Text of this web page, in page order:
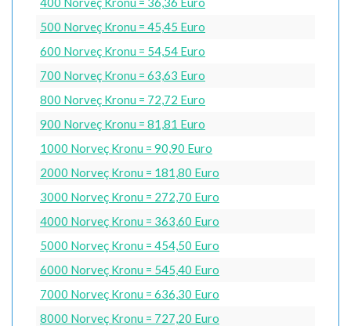
500 Norveç Kronu = 45,45 Euro
600 Norveç Kronu = 54,54 Euro
700 Norveç Kronu = 63,63 Euro
800 Norveç Kronu = 72,72 Euro
900 Norveç Kronu = 81,81 Euro
1000 Norveç Kronu = 90,90 Euro
2000 Norveç Kronu = 181,80 Euro
3000 Norveç Kronu = 272,70 Euro
4000 Norveç Kronu = 363,60 Euro
5000 Norveç Kronu = 454,50 Euro
6000 Norveç Kronu = 545,40 Euro
7000 Norveç Kronu = 636,30 Euro
8000 Norveç Kronu = 727,20 Euro